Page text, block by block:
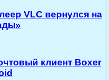
VLC вернулся на
клиент Boxer